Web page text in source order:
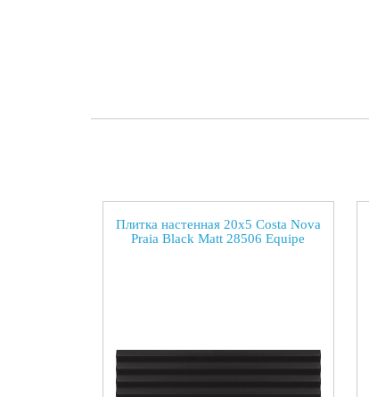
Плитка настенная 20x5 Costa Nova
Praia Black Matt 28506 Equipe